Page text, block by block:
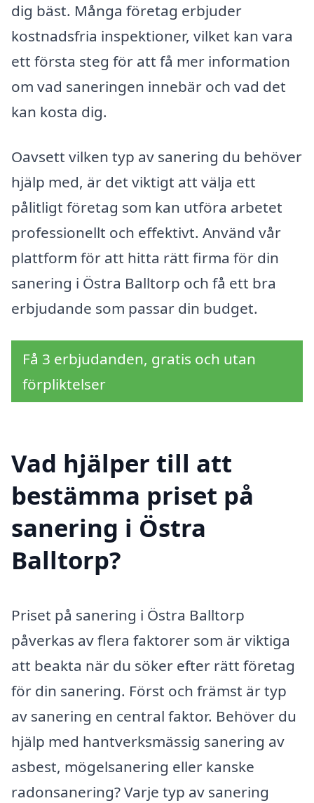
dig bäst. Många företag erbjuder
kostnadsfria inspektioner, vilket kan vara
ett första steg för att få mer information
om vad saneringen innebär och vad det
kan kosta dig.
Oavsett vilken typ av sanering du behöver
hjälp med, är det viktigt att välja ett
pålitligt företag som kan utföra arbetet
professionellt och effektivt. Använd vår
plattform för att hitta rätt firma för din
sanering i Östra Balltorp och få ett bra
erbjudande som passar din budget.
Få 3 erbjudanden, gratis och utan
förpliktelser
Vad hjälper till att
bestämma priset på
sanering i Östra
Balltorp?
Priset på sanering i Östra Balltorp
påverkas av flera faktorer som är viktiga
att beakta när du söker efter rätt företag
för din sanering. Först och främst är typ
av sanering en central faktor. Behöver du
hjälp med hantverksmässig sanering av
asbest, mögelsanering eller kanske
radonsanering? Varje typ av sanering